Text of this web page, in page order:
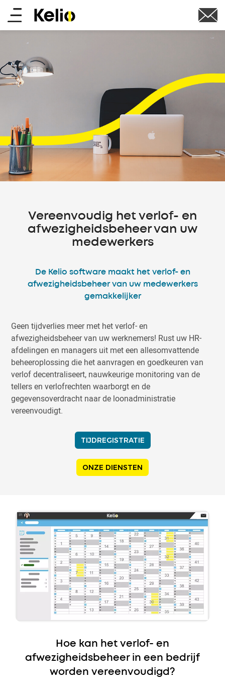
Overslaan
en
naar
gaan
Main
menu
Vereenvoudig het verlof- en
afwezigheidsbeheer van uw
medewerkers
De Kelio software maakt het verlof- en
afwezigheidsbeheer van uw medewerkers
gemakkelijker
Geen tijdverlies meer met het verlof- en
afwezigheidsbeheer van uw werknemers! Rust uw HR-
afdelingen en managers uit met een allesomvattende
beheeroplossing die het aanvragen en goedkeuren van
verlof decentraliseert, nauwkeurige monitoring van de
tellers en verlofrechten waarborgt en de
gegevensoverdracht naar de loonadministratie
vereenvoudigt.
TIJDREGISTRATIE
ONZE DIENSTEN
Hoe kan het verlof- en
afwezigheidsbeheer in een bedrijf
worden vereenvoudigd?